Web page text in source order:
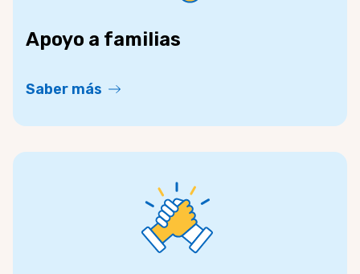
Apoyo a familias
Saber más